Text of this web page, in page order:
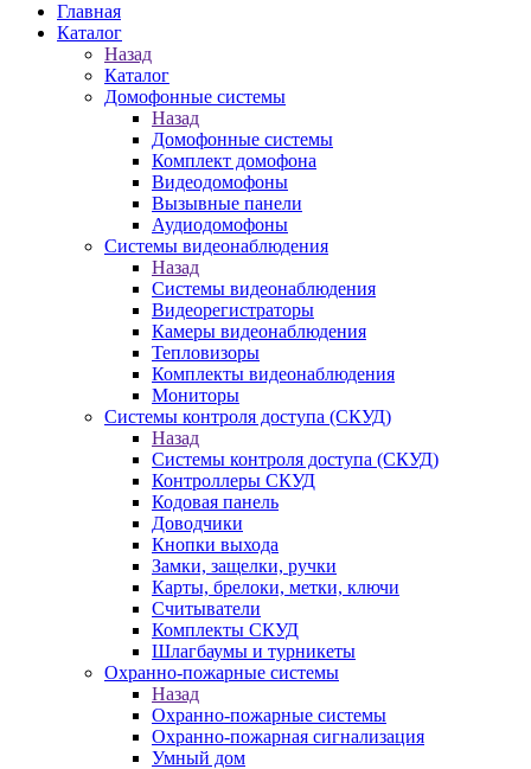
Главная
Каталог
Назад
Каталог
Домофонные системы
Назад
Домофонные системы
Комплект домофона
Видеодомофоны
Вызывные панели
Аудиодомофоны
Системы видеонаблюдения
Назад
Системы видеонаблюдения
Видеорегистраторы
Камеры видеонаблюдения
Тепловизоры
Комплекты видеонаблюдения
Мониторы
Системы контроля доступа (СКУД)
Назад
Системы контроля доступа (СКУД)
Контроллеры СКУД
Кодовая панель
Доводчики
Кнопки выхода
Замки, защелки, ручки
Карты, брелоки, метки, ключи
Считыватели
Комплекты СКУД
Шлагбаумы и турникеты
Охранно-пожарные системы
Назад
Охранно-пожарные системы
Охранно-пожарная сигнализация
Умный дом